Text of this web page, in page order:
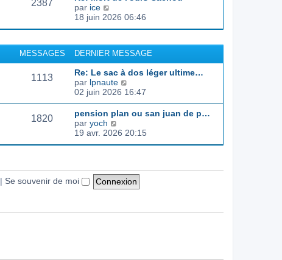
g
e
i
r
m
e
s
g
e
e
d
r
n
e
r
m
e
s
a
g
2387
par ice
o
u
t
e
r
l
e
d
e
r
n
r
m
e
s
18 juin 2026 06:46
MESSAGES DERNIER MESSAGE
1113
Re: Le sac à dos léger ultime…
par lpnaute
o
s
l
l
e
d
02 juin 2026 16:47
1820
pension plan ou san juan de p…
par yoch
o
l
t
e
l
19 avr. 2026 20:15
| Se souvenir de moi